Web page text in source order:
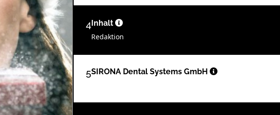
4Inhalt
Redaktion
5SIRONA Dental Systems GmbH